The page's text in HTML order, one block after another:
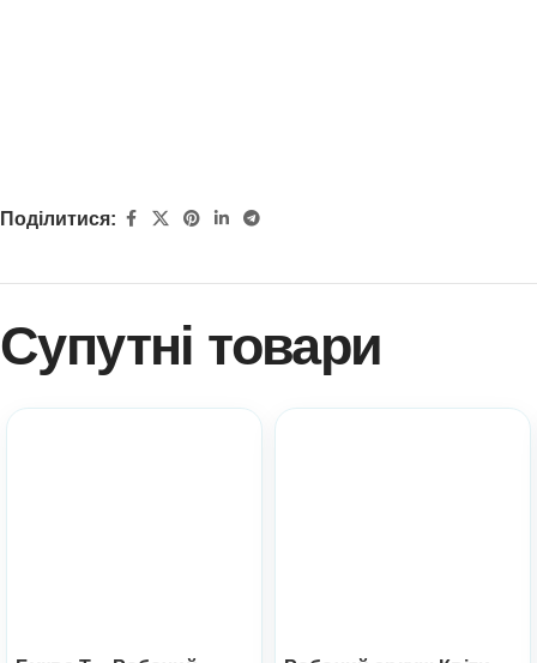
Поділитися:
Супутні товари